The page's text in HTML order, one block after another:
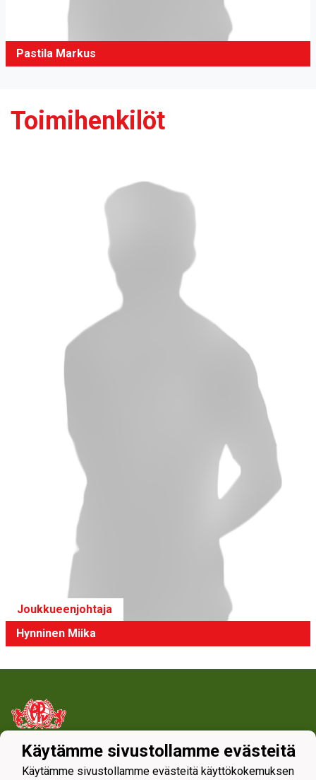
Pastila Markus
Toimihenkilöt
Joukkueenjohtaja
Hynninen Miika
Tietosuojaseloste
Käytämme sivustollamme evästeitä
Käytämme sivustollamme evästeitä käyttökokemuksen